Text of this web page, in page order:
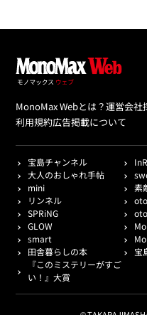
MonoMax Webとは？運営会社
利用規約広告掲載について
宝島チャンネル
大人のおしゃれ手帖
mini
素
リンネル
SPRiNG
GLOW
smart
田舎暮らしの本
宝
『このミステリーがすご
い！』大賞